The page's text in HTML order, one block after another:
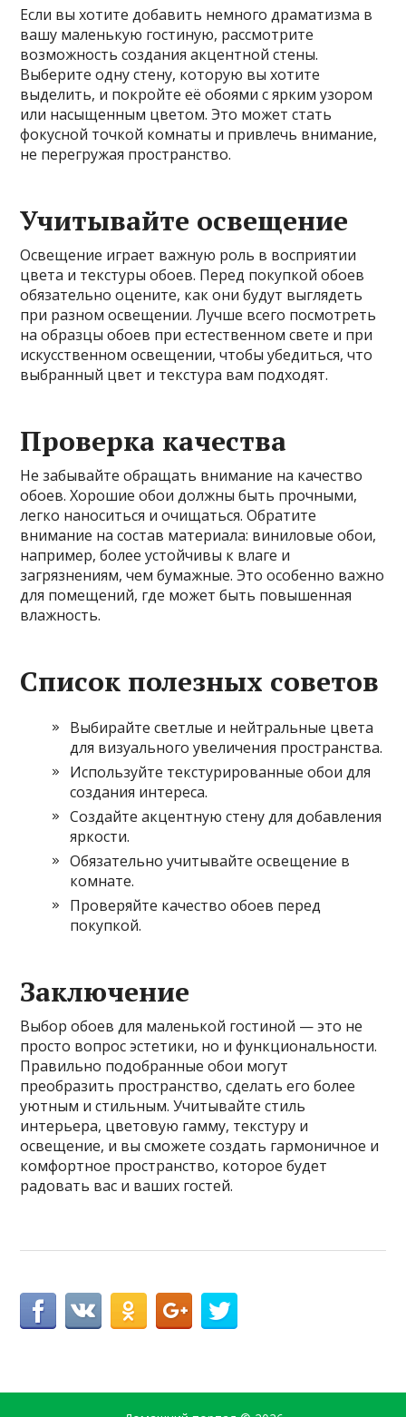
Если вы хотите добавить немного драматизма в
вашу маленькую гостиную, рассмотрите
возможность создания акцентной стены.
Выберите одну стену, которую вы хотите
выделить, и покройте её обоями с ярким узором
или насыщенным цветом. Это может стать
фокусной точкой комнаты и привлечь внимание,
не перегружая пространство.
Учитывайте освещение
Освещение играет важную роль в восприятии
цвета и текстуры обоев. Перед покупкой обоев
обязательно оцените, как они будут выглядеть
при разном освещении. Лучше всего посмотреть
на образцы обоев при естественном свете и при
искусственном освещении, чтобы убедиться, что
выбранный цвет и текстура вам подходят.
Проверка качества
Не забывайте обращать внимание на качество
обоев. Хорошие обои должны быть прочными,
легко наноситься и очищаться. Обратите
внимание на состав материала: виниловые обои,
например, более устойчивы к влаге и
загрязнениям, чем бумажные. Это особенно важно
для помещений, где может быть повышенная
влажность.
Список полезных советов
Выбирайте светлые и нейтральные цвета
для визуального увеличения пространства.
Используйте текстурированные обои для
создания интереса.
Создайте акцентную стену для добавления
яркости.
Обязательно учитывайте освещение в
комнате.
Проверяйте качество обоев перед
покупкой.
Заключение
Выбор обоев для маленькой гостиной — это не
просто вопрос эстетики, но и функциональности.
Правильно подобранные обои могут
преобразить пространство, сделать его более
уютным и стильным. Учитывайте стиль
интерьера, цветовую гамму, текстуру и
освещение, и вы сможете создать гармоничное и
комфортное пространство, которое будет
радовать вас и ваших гостей.